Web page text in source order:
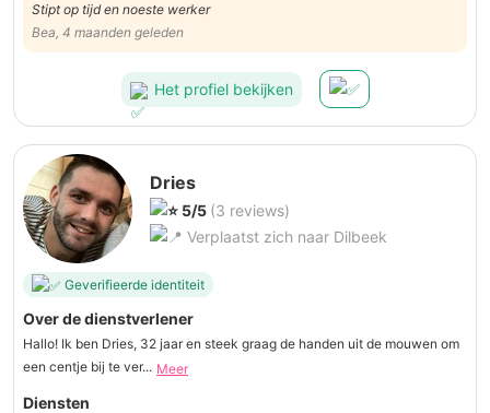
Stipt op tijd en noeste werker
Bea, 4 maanden geleden
Het profiel bekijken
Dries
5/5 (3 reviews)
Verplaatst zich naar Dilbeek
Geverifieerde identiteit
Over de dienstverlener
Hallo! Ik ben Dries, 32 jaar en steek graag de handen uit de mouwen om
een centje bij te ver... Meer
Diensten